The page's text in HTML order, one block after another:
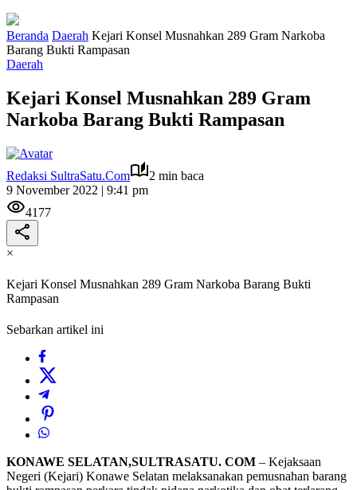
Beranda Daerah Kejari Konsel Musnahkan 289 Gram Narkoba
Barang Bukti Rampasan
Daerah
Kejari Konsel Musnahkan 289 Gram
Narkoba Barang Bukti Rampasan
Redaksi SultraSatu.Com
2 min baca
9 November 2022 | 9:41 pm
4177
×
Kejari Konsel Musnahkan 289 Gram Narkoba Barang Bukti
Rampasan
Sebarkan artikel ini
KONAWE SELATAN,SULTRASATU. COM – Kejaksaan
Negeri (Kejari) Konawe Selatan melaksanakan pemusnahan barang